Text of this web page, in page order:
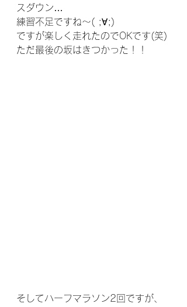
スダウン…
練習不足ですね～( ;∀;)
ですが楽しく走れたのでOKです(笑)
ただ最後の坂はきつかった！！
そしてハーフマラソン2回ですが、